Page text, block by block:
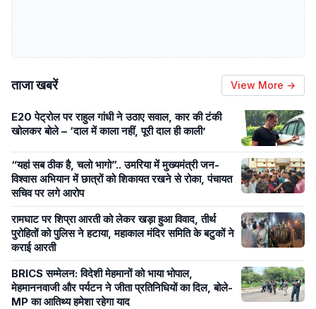
ताजा खबरें View More →
E20 पेट्रोल पर राहुल गांधी ने उठाए सवाल, कार की टंकी
खोलकर बोले – ‘दाल में काला नहीं, पूरी दाल ही काली’
“यहां सब ठीक है, चलो भागो”.. उमरिया में मुख्यमंत्री जन-
विश्वास अभियान में छात्रों को शिकायत रखने से रोका, पंचायत
सचिव पर लगे आरोप
रामघाट पर शिप्रा आरती को लेकर खड़ा हुआ विवाद, तीर्थ
पुरोहितों को पुलिस ने हटाया, महाकाल मंदिर समिति के बटुकों ने
कराई आरती
BRICS सम्मेलन: विदेशी मेहमानों को भाया भोपाल,
मेहमाननवाजी और पर्यटन ने जीता प्रतिनिधियों का दिल, बोले-
MP का आतिथ्य हमेशा रहेगा याद